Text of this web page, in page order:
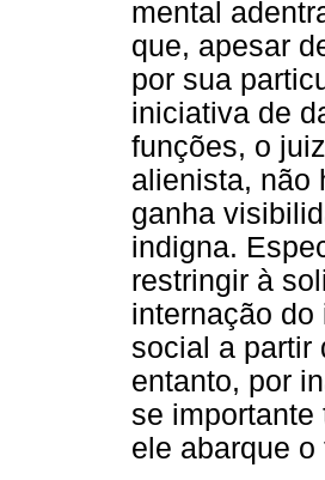
mental
que, apesar
por sua
iniciativa de
funções, o
alienista, não
ganha
indigna.
restringir à
internação
social a partir
entanto, por
se
ele abarque